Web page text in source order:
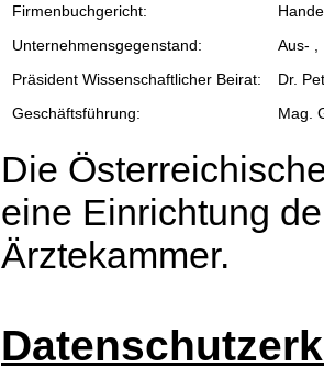
Firmenbuchgericht:
Unternehmensgegenstand:
Aus- ,
Präsident Wissenschaftlicher Beirat:
Dr.
Geschäftsführung:
Mag.
Die
eine Einrichtung
Ärztekammer.